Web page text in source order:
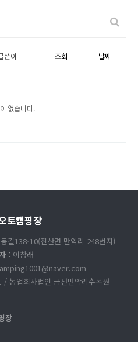
쓴이 조회 날짜
없습니다.
토캠핑장
길138-10(진산면 만악리 248번지)
: 이창래
농업회사법인 금산만악리수목원
장